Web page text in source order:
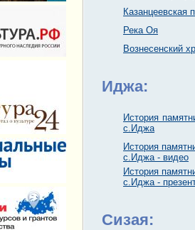
Казанцеевская
Река Оя
Вознесенский
Иджа:
История
с.Иджа
История
с.Иджа - видео
История
с.Иджа -
Сизая: